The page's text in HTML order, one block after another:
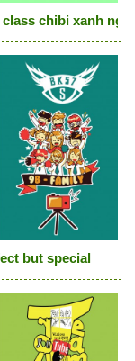
chibi xanh
but special